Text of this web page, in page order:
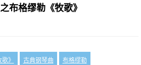
布格缪勒《牧歌》
歌》 古典钢琴曲 布格缪勒